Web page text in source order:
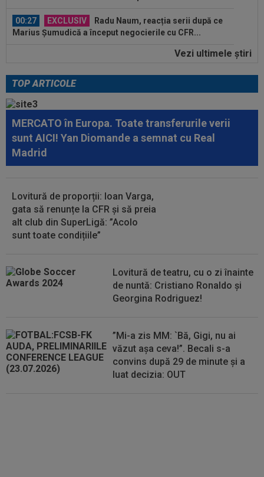
00:27 EXCLUSIV
Radu Naum, reacția serii după ce
Marius Șumudică a început negocierile cu CFR...
Dezastru: după Barcelona, a ratat
07:26 OFICIAL Minus 1! România a primit vestea
07:11 EXCLUSIV
”E grav ce se întâmplă?” Gică
Craioveanu a dezvăluit principalele probleme de...
07:10
Nana Falemi i-a spus lui Gigi Becali ce decizie
00:46 VIDEO
Daniel Pancu a ”explodat”, după UTA -
Rapid: ”Mamă, aoleu! Puțin respect nu...
00:41 EXCLUSIV
Atacant pentru FCSB! A făcut
Vezi ultimele ştiri
TOP ARTICOLE
MERCATO în Europa. Toate transferurile verii
sunt AICI! Yan Diomande a semnat cu Real
Madrid
Lovitură de proporții: Ioan Varga,
gata să renunțe la CFR și să preia
alt club din SuperLigă: ”Acolo
sunt toate condițiile”
Lovitură de teatru, cu o zi înainte
de nuntă: Cristiano Ronaldo și
Georgina Rodriguez!
”Mi-a zis MM: `Bă, Gigi, nu ai
văzut așa ceva!”. Becali s-a
convins după 29 de minute și a
luat decizia: OUT